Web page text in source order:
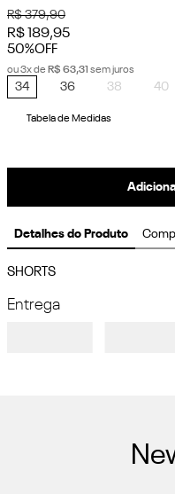
R$ 379,90
R$ 189,95
50%OFF
ou3x de R$ 63,31 sem juros
34 36 38 40
Tabela de Medidas
Detalhes do Produto
SHORTS
Entrega